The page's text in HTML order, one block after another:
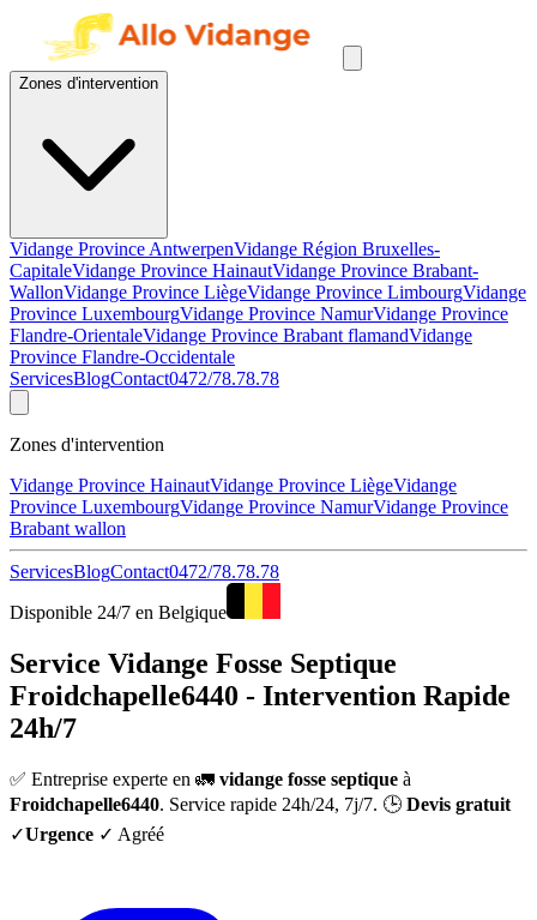
Zones d'intervention
Vidange Province AntwerpenVidange Région Bruxelles-
CapitaleVidange Province HainautVidange Province Brabant-
WallonVidange Province LiègeVidange Province LimbourgVidange
Province LuxembourgVidange Province NamurVidange Province
Flandre-OrientaleVidange Province Brabant flamandVidange
Province Flandre-Occidentale
ServicesBlogContact0472/78.78.78
Zones d'intervention
Vidange Province HainautVidange Province LiègeVidange
Province LuxembourgVidange Province NamurVidange Province
Brabant wallon
ServicesBlogContact0472/78.78.78
Disponible 24/7 en Belgique
Service Vidange Fosse Septique
Froidchapelle6440 - Intervention Rapide
24h/7
✅ Entreprise experte en 🚛 vidange fosse septique à
Froidchapelle6440. Service rapide 24h/24, 7j/7. 🕒 Devis gratuit
✓Urgence ✓ Agréé